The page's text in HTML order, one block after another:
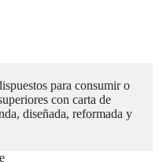
para consumir o
con carta de
diseñada, reformada y